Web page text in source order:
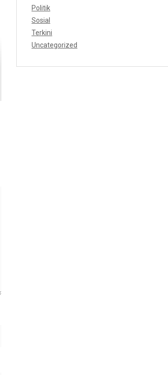
Politik
Sosial
Terkini
Uncategorized